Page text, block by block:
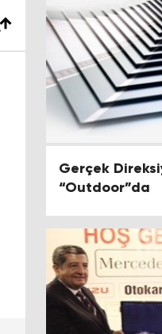
Gerçek
“Outdoor”da